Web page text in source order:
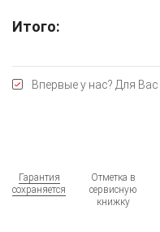
Гарантия
сохраняется
Отметка в
сервисную
книжку
Итого:
Впервые у нас? Для Вас